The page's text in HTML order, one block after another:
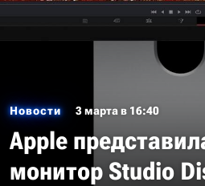
Новости 3 марта в 16:40
Apple
монитор Studio